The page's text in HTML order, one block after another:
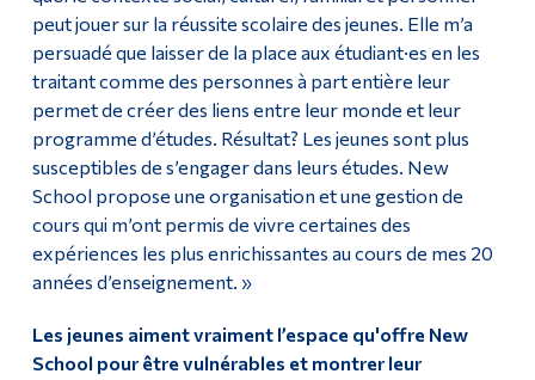
peut jouer sur la réussite scolaire des jeunes. Elle m’a
persuadé que laisser de la place aux étudiant·es en les
traitant comme des personnes à part entière leur
permet de créer des liens entre leur monde et leur
programme d’études. Résultat? Les jeunes sont plus
susceptibles de s’engager dans leurs études. New
School propose une organisation et une gestion de
cours qui m’ont permis de vivre certaines des
expériences les plus enrichissantes au cours de mes 20
années d’enseignement. »
Les jeunes aiment vraiment l’espace qu'offre New
School pour être vulnérables et montrer leur